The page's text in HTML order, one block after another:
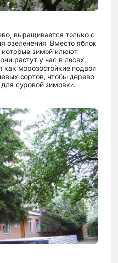
выращивается только с
озеленения. Вместо яблок
которые зимой клюют
растут у нас в лесах,
как морозостойкие подвои
сортов, чтобы дерево
суровой зимовки.